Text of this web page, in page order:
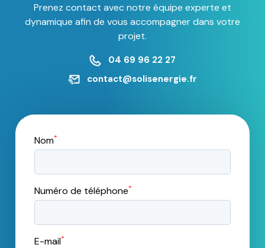
Prenez contact avec notre équipe experte et
dynamique afin de vous accompagner dans votre
projet.
04 69 96 22 27
contact@solisenergie.fr
Nom*
Numéro de téléphone*
E-mail*